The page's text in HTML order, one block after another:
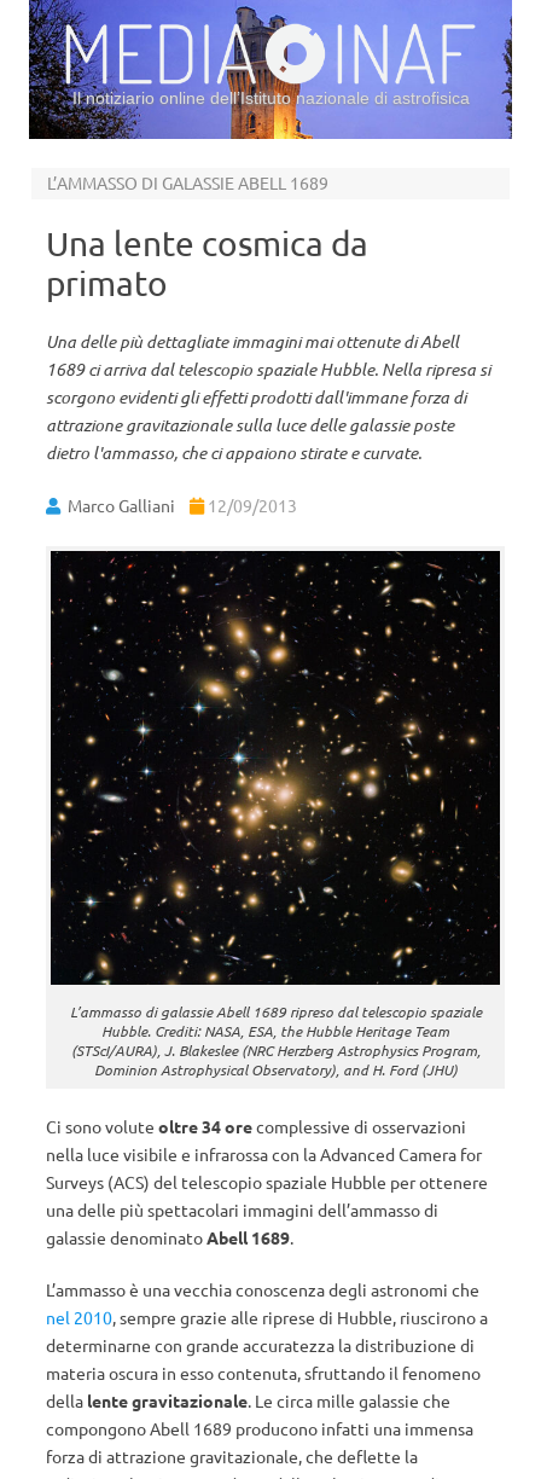
Il notiziario online dell’Istituto nazionale di astrofisica
L’AMMASSO DI GALASSIE ABELL 1689
Una lente cosmica da
primato
Una delle più dettagliate immagini mai ottenute di Abell
1689 ci arriva dal telescopio spaziale Hubble. Nella ripresa si
scorgono evidenti gli effetti prodotti dall'immane forza di
attrazione gravitazionale sulla luce delle galassie poste
dietro l'ammasso, che ci appaiono stirate e curvate.
Marco Galliani 12/09/2013
L’ammasso di galassie Abell 1689 ripreso dal telescopio spaziale
Hubble. Crediti: NASA, ESA, the Hubble Heritage Team
(STScI/AURA), J. Blakeslee (NRC Herzberg Astrophysics Program,
Dominion Astrophysical Observatory), and H. Ford (JHU)
Ci sono volute oltre 34 orecomplessive di osservazioni
nella luce visibile e infrarossa con la Advanced Camera for
Surveys (ACS) del telescopio spaziale Hubble per ottenere
una delle più spettacolari immagini dell’ammasso di
galassie denominatoAbell 1689.
L’ammasso è una vecchia conoscenza degli astronomi che
nel 2010, sempre grazie alle riprese di Hubble, riuscirono a
determinarne con grande accuratezza la distribuzione di
materia oscura in esso contenuta, sfruttando il fenomeno
della lente gravitazionale. Le circa mille galassie che
compongono Abell 1689 producono infatti una immensa
forza di attrazione gravitazionale, che deflette la